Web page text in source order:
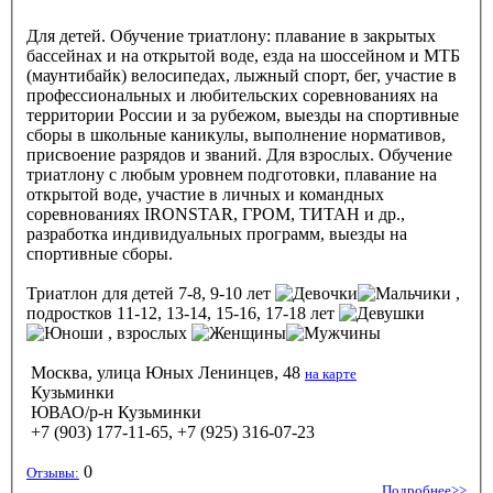
Для детей. Обучение триатлону: плавание в закрытых
бассейнах и на открытой воде, езда на шоссейном и МТБ
(маунтибайк) велосипедах, лыжный спорт, бег, участие в
профессиональных и любительских соревнованиях на
территории России и за рубежом, выезды на спортивные
сборы в школьные каникулы, выполнение нормативов,
присвоение разрядов и званий. Для взрослых. Обучение
триатлону с любым уровнем подготовки, плавание на
открытой воде, участие в личных и командных
соревнованиях IRONSTAR, ГРОМ, ТИТАН и др.,
разработка индивидуальных программ, выезды на
спортивные сборы.
Триатлон для детей 7-8, 9-10 лет
,
подростков 11-12, 13-14, 15-16, 17-18 лет
, взрослых
Москва, улица Юных Ленинцев, 48 на карте
Кузьминки
ЮВАО/р-н Кузьминки
+7 (903) 177-11-65, +7 (925) 316-07-23
Отзывы: 0